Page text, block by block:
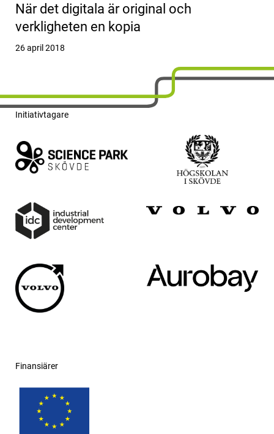
När det digitala är original och
verkligheten en kopia
Publicerat
26 april 2018
Initiativtagare
Finansiärer